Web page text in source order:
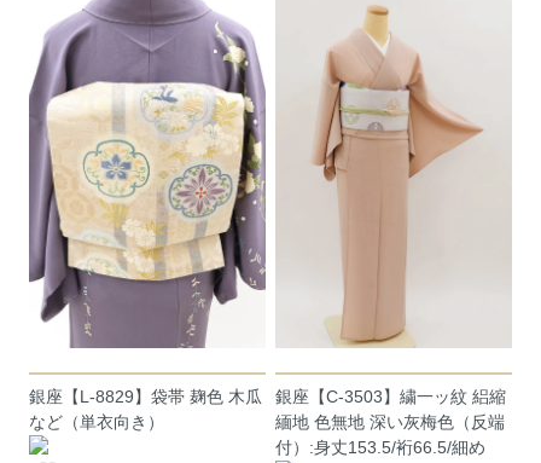
銀座【L-8829】袋帯 麹色 木瓜
など（単衣向き）
銀座【C-3503】繍一ッ紋 絽縮
緬地 色無地 深い灰梅色（反端
付）:身丈153.5/裄66.5/細め